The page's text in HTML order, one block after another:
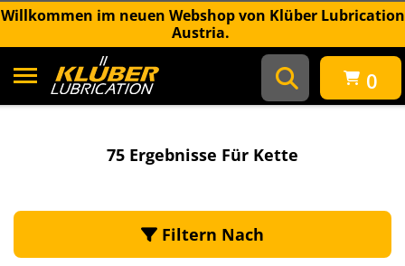
Willkommen im neuen Webshop von Klüber Lubrication
Austria.
0
75 Ergebnisse Für Kette
Filtern Nach